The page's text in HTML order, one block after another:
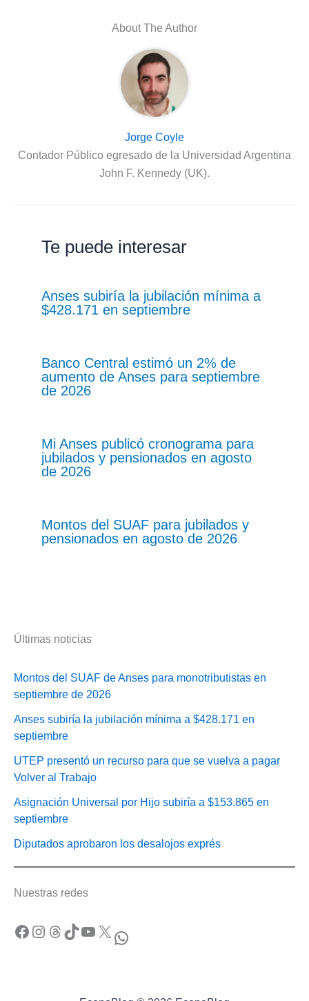
About The Author
Jorge Coyle
Contador Público egresado de la Universidad Argentina
John F. Kennedy (UK).
Te puede interesar
Anses subiría la jubilación mínima a
$428.171 en septiembre
Banco Central estimó un 2% de
aumento de Anses para septiembre
de 2026
Mi Anses publicó cronograma para
jubilados y pensionados en agosto
de 2026
Montos del SUAF para jubilados y
pensionados en agosto de 2026
Últimas noticias
Montos del SUAF de Anses para monotributistas en
septiembre de 2026
Anses subiría la jubilación mínima a $428.171 en
septiembre
UTEP presentó un recurso para que se vuelva a pagar
Volver al Trabajo
Asignación Universal por Hijo subiría a $153.865 en
septiembre
Diputados aprobaron los desalojos exprés
Nuestras redes
Facebook Instagram Threads TikTok YouTube X WhatsApp